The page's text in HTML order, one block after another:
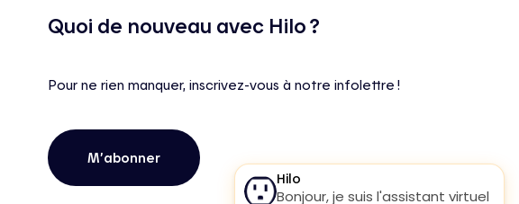
Quoi de nouveau avec Hilo ?
Pour ne rien manquer, inscrivez-vous à notre infolettre !
M’abonner